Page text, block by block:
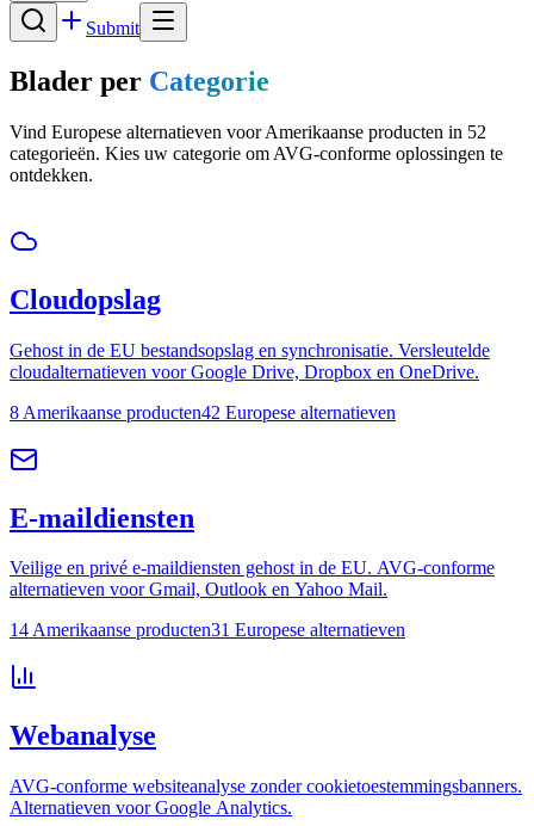
Submit
Blader per Categorie
Vind Europese alternatieven voor Amerikaanse producten in 52
categorieën. Kies uw categorie om AVG-conforme oplossingen te
ontdekken.
Cloudopslag
Gehost in de EU bestandsopslag en synchronisatie. Versleutelde
cloudalternatieven voor Google Drive, Dropbox en OneDrive.
8 Amerikaanse producten42 Europese alternatieven
E-maildiensten
Veilige en privé e-maildiensten gehost in de EU. AVG-conforme
alternatieven voor Gmail, Outlook en Yahoo Mail.
14 Amerikaanse producten31 Europese alternatieven
Webanalyse
AVG-conforme websiteanalyse zonder cookietoestemmingsbanners.
Alternatieven voor Google Analytics.